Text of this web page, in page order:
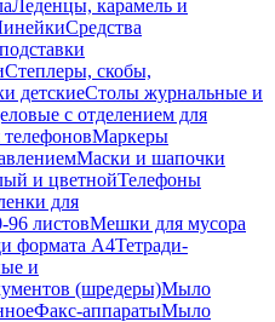
Леденцы, карамель и
Средства
Степлеры, скобы,
детскиеСтолы журнальные и
с отделением для
Маркеры
Маски и шапочки
и цветнойТелефоны
для
96 листовМешки для мусора
формата А4Тетради-
и
(шредеры)Мыло
Факс-аппаратыМыло